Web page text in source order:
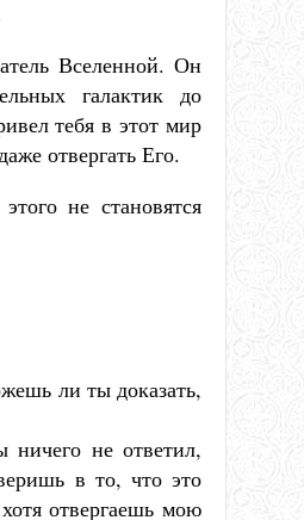
Вселенной. Он
галактик до
тебя в этот мир
отвергать Его.
не становятся
ли ты доказать,
не ответил,
в то, что это
отвергаешь мою